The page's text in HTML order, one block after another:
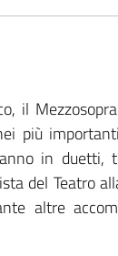
il
più
in duetti,
del Teatro
altre